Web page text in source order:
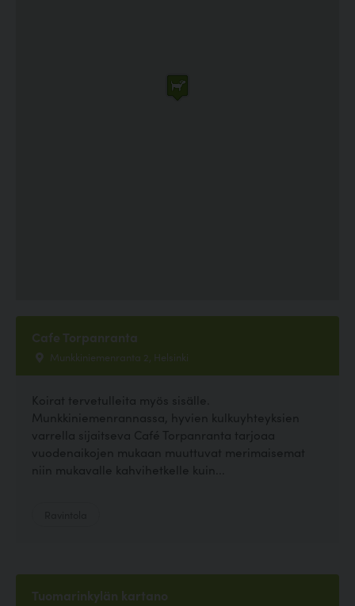
Cafe Torpanranta
Munkkiniemenranta 2, Helsinki
Koirat tervetulleita myös sisälle.
Munkkiniemenrannassa, hyvien kulkuyhteyksien
varrella sijaitseva Café Torpanranta tarjoaa
vuodenaikojen mukaan muuttuvat merimaisemat
niin mukavalle kahvihetkelle kuin...
Tuomarinkylän kartano